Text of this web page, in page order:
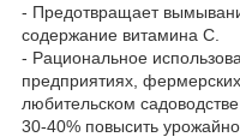
- Предотвращает
содержание витамина С.
- Рациональное
предприятиях, фермерских
любительском
30-40% повысить